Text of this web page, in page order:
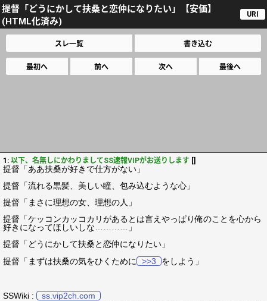
提督「どうにかして扶桑と恋仲になりたい」【安価】
(HTML化済み)
URI
スレ一覧 書き込む
最初へ 前へ 次へ 最後へ
1: 以下、名無しにかわりましてSS速報VIPがお送りします []
提督「ああ扶桑が好きで仕方がない」
提督「流れる黒髪、美しい瞳、包み込むような心」
提督「まさに理想の女、理想の人」
提督「ケッコンカッコカリがあるとは言えやっぱり俺のことを心から
好きになってほしいしな…………」
提督「どうにかして扶桑と恋仲になりたい」
提督「まずは扶桑の気をひくために
>>3 をしよう」
SSWiki : ss.vip2ch.com